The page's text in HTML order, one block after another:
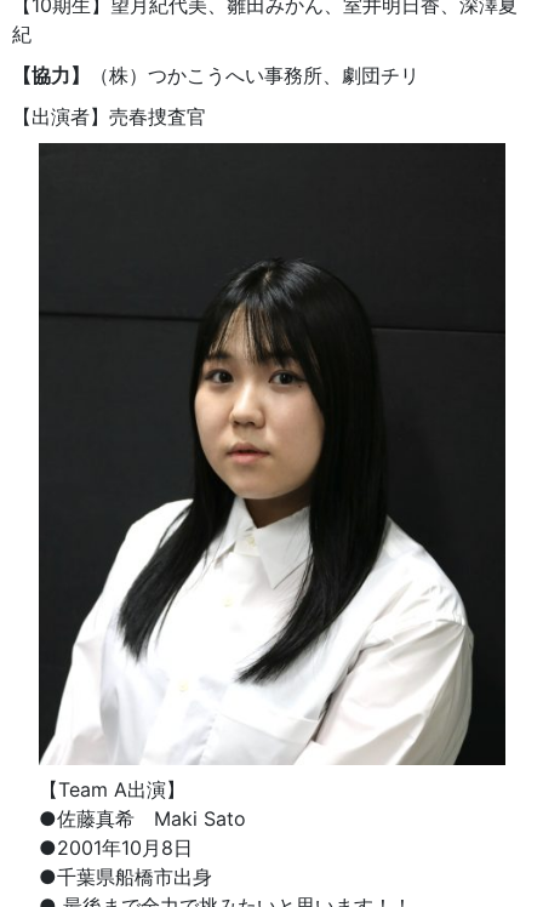
紀
【協力】
（株）つかこうへい事務所、劇団チリ
【出演者】売春捜査官
【Team A出演】
●佐藤真希 Maki Sato
●2001年10月8日
●千葉県船橋市出身